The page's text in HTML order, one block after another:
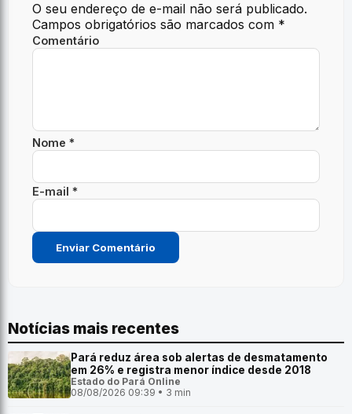
O seu endereço de e-mail não será publicado.
Campos obrigatórios são marcados com *
Comentário
Nome *
E-mail *
Notícias mais recentes
Pará reduz área sob alertas de desmatamento
em 26% e registra menor índice desde 2018
Estado do Pará Online
08/08/2026 09:39 • 3 min